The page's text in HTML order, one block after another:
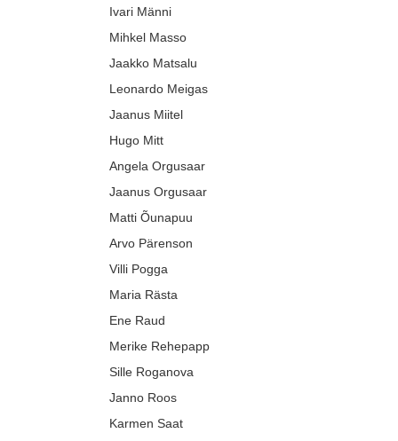
Ivari Männi
Mihkel Masso
Jaakko Matsalu
Leonardo Meigas
Jaanus Miitel
Hugo Mitt
Angela Orgusaar
Jaanus Orgusaar
Matti Õunapuu
Arvo Pärenson
Villi Pogga
Maria Rästa
Ene Raud
Merike Rehepapp
Sille Roganova
Janno Roos
Karmen Saat